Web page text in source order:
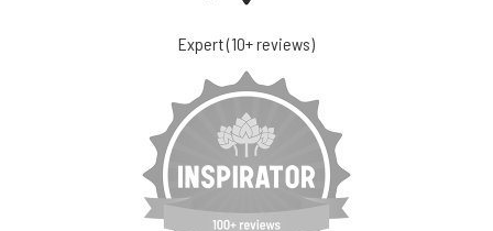
Expert (10+ reviews)